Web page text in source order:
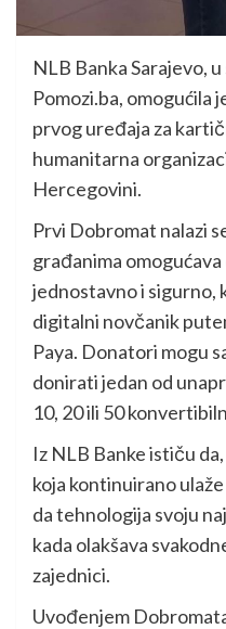
NLB Banka Sarajevo,
Pomozi.ba, omogućila
prvog uređaja za
humanitarna
Hercegovini.
Prvi Dobromat nalazi
građanima
jednostavno i sigurno,
digitalni novčanik
Paya. Donatori mogu
donirati jedan od
10, 20 ili 50
Iz NLB Banke ističu
koja kontinuirano
da tehnologija svoju
kada olakšava
zajednici.
Uvođenjem